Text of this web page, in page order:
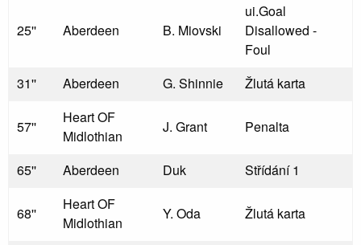
25'' Aberdeen B. Miovski
ui.Goal
Disallowed -
Foul
31''
Aberdeen G. Shinnie Žlutá karta
57''
Heart OF
Midlothian
J. Grant Penalta
65'' Aberdeen Duk Střídání 1
68''
Heart OF
Midlothian
Y. Oda Žlutá karta